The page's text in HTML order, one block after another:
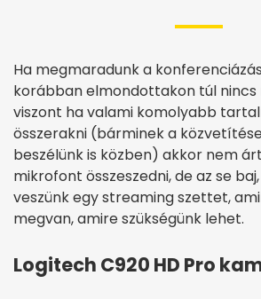
Ha megmaradunk a
korábban elmondottakon túl nincs
viszont ha valami komolyabb
összerakni (bárminek a
beszélünk is közben) akkor nem
mikrofont összeszedni, de az se
veszünk egy streaming szettet,
megvan, amire szükségünk lehet.
Logitech C920 HD Pro